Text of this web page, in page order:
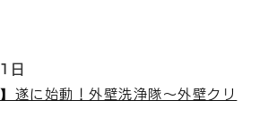
日
遂に始動！外壁洗浄隊～外壁クリ